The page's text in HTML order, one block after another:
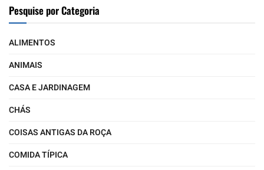
Pesquise por Categoria
ALIMENTOS
ANIMAIS
CASA E JARDINAGEM
CHÁS
COISAS ANTIGAS DA ROÇA
COMIDA TÍPICA